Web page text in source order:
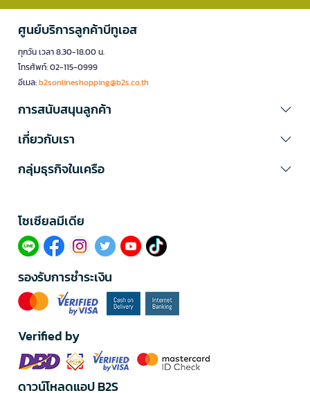
ศูนย์บริการลูกค้าบีทูเอส
ทุกวัน เวลา 8.30-18.00 น.
โทรศัพท์: 02-115-0999
อีเมล:b2sonlineshopping@b2s.co.th
การสนับสนุนลูกค้า
เกี่ยวกับเรา
กลุ่มธุรกิจในเครือ
โซเซียลมีเดีย​
รองรับการชำระเงิน
Verified by
ดาวน์โหลดแอป B2S